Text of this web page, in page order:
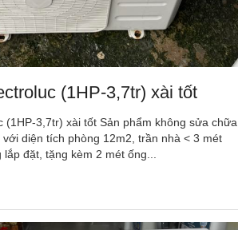
(1HP-3,7tr) xài tốt
(1HP-3,7tr) xài tốt Sản phẩm không sửa chữa
diện tích phòng 12m2, trần nhà < 3 mét
đặt, tặng kèm 2 mét ống...